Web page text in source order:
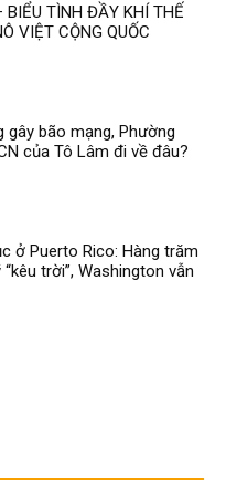
BIỂU TÌNH ĐẦY KHÍ THẾ
VIỆT CỘNG QUỐC
gây bão mạng, Phường
của Tô Lâm đi về đâu?
ở Puerto Rico: Hàng trăm
trời”, Washington vẫn